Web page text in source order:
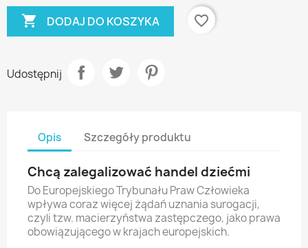
 DODAJ DO KOSZYKA favorite_border
Udostępnij
Opis Szczegóły produktu
Chcą zalegalizować handel dziećmi
Do Europejskiego Trybunału Praw Człowieka
wpływa coraz więcej żądań uznania surogacji,
czyli tzw. macierzyństwa zastępczego, jako prawa
obowiązującego w krajach europejskich.